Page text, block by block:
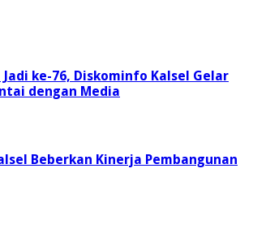
Jadi ke-76, Diskominfo Kalsel Gelar
dengan Media
Beberkan Kinerja Pembangunan